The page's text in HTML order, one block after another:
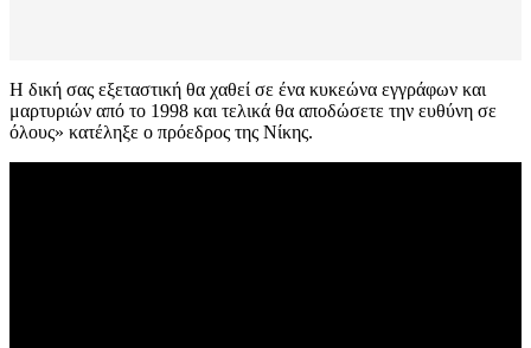
Η δική σας εξεταστική θα χαθεί σε ένα κυκεώνα εγγράφων και
μαρτυριών από το 1998 και τελικά θα αποδώσετε την ευθύνη σε
όλους» κατέληξε ο πρόεδρος της Νίκης.